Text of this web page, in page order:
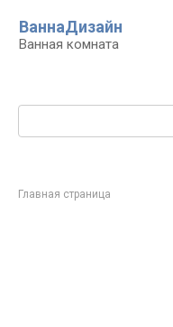
контенту
ВаннаДизайн
Ванная комната
Поиск:
Главная страница